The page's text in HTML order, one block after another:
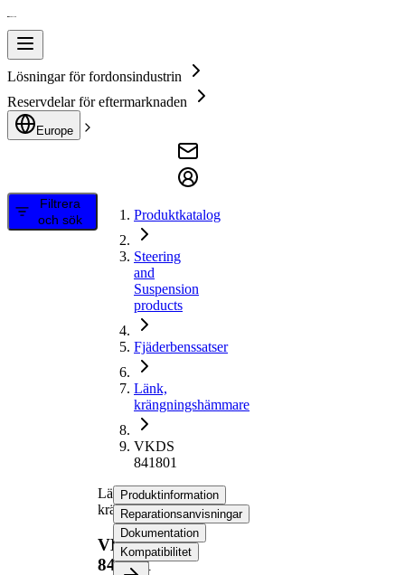
Lösningar för fordonsindustrin
Reservdelar för eftermarknaden
Europe
Filtrera
och sök
Produktkatalog
Steering
and
Suspension
products
Fjäderbenssatser
Länk,
krängningshämmare
VKDS
841801
Länk,
krängningshämmare
VKDS
841801
Produktinformation
Reparationsanvisningar
Dokumentation
Kompatibilitet